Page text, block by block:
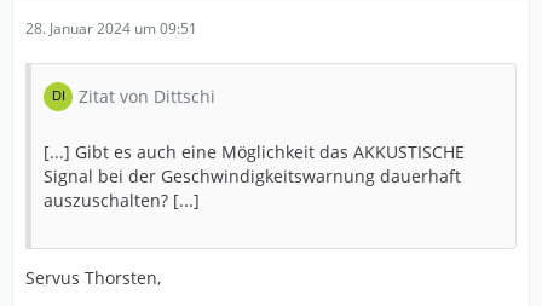
28. Januar 2024 um 09:51
Zitat von Dittschi
[...] Gibt es auch eine Möglichkeit das AKKUSTISCHE
Signal bei der Geschwindigkeitswarnung dauerhaft
auszuschalten? [...]
Servus Thorsten,